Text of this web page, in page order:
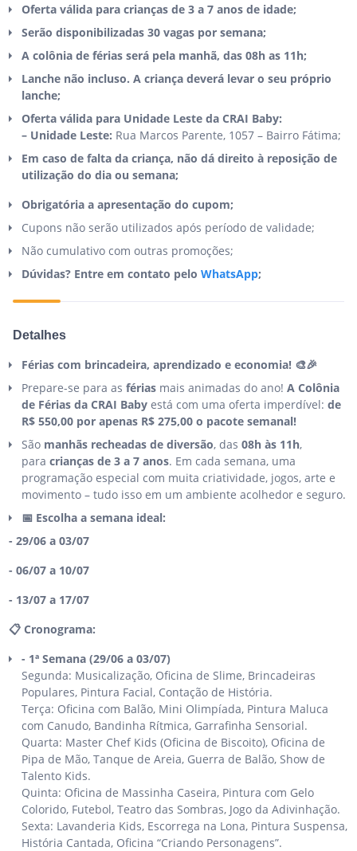
Oferta válida para crianças de 3 a 7 anos de idade;
Serão disponibilizadas 30 vagas por semana;
A colônia de férias será pela manhã, das 08h as 11h;
Lanche não incluso. A criança deverá levar o seu próprio
lanche;
Oferta válida para Unidade Leste da CRAI Baby:
– Unidade Leste: Rua Marcos Parente, 1057 – Bairro Fátima;
Em caso de falta da criança, não dá direito à reposição de
utilização do dia ou semana;
Obrigatória a apresentação do cupom;
Cupons não serão utilizados após período de validade;
Não cumulativo com outras promoções;
Dúvidas? Entre em contato pelo WhatsApp;
Detalhes
Férias com brincadeira, aprendizado e economia! 🎨🎉
Prepare-se para as férias mais animadas do ano! A Colônia
de Férias da CRAI Baby está com uma oferta imperdível: de
R$ 550,00 por apenas R$ 275,00 o pacote semanal!
São manhãs recheadas de diversão, das 08h às 11h,
para crianças de 3 a 7 anos. Em cada semana, uma
programação especial com muita criatividade, jogos, arte e
movimento – tudo isso em um ambiente acolhedor e seguro.
📅 Escolha a semana ideal:
- 29/06 a 03/07
- 06/07 a 10/07
- 13/07 a 17/07
📋 Cronograma:
- 1ª Semana (29/06 a 03/07)
Segunda: Musicalização, Oficina de Slime, Brincadeiras
Populares, Pintura Facial, Contação de História.
Terça: Oficina com Balão, Mini Olimpíada, Pintura Maluca
com Canudo, Bandinha Rítmica, Garrafinha Sensorial.
Quarta: Master Chef Kids (Oficina de Biscoito), Oficina de
Pipa de Mão, Tanque de Areia, Guerra de Balão, Show de
Talento Kids.
Quinta: Oficina de Massinha Caseira, Pintura com Gelo
Colorido, Futebol, Teatro das Sombras, Jogo da Adivinhação.
Sexta: Lavanderia Kids, Escorrega na Lona, Pintura Suspensa,
História Cantada, Oficina “Criando Personagens”.